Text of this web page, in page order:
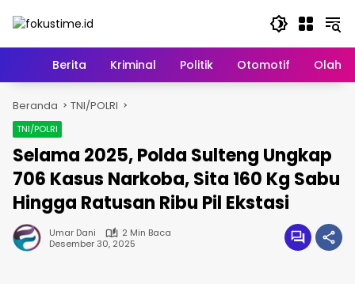
HomeBerita Kriminal Politik Otomotif
Beranda TNI/POLRI
TNI/POLRI
Selama 2025, Polda Sulteng Ungkap
706 Kasus Narkoba, Sita 160 Kg Sabu
Hingga Ratusan Ribu Pil Ekstasi
Umar Dani
2 Min Baca
Desember 30, 2025